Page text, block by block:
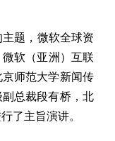
题，微软全球资
微软（亚洲）互联
师范大学新闻传
总裁段有桥，北
了主旨演讲。